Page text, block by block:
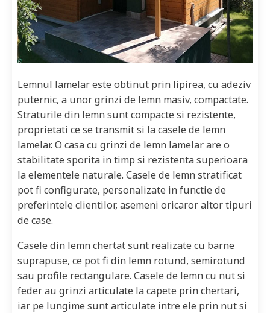
Lemnul lamelar este obtinut prin lipirea, cu adeziv
puternic, a unor grinzi de lemn masiv, compactate.
Straturile din lemn sunt compacte si rezistente,
proprietati ce se transmit si la casele de lemn
lamelar. O casa cu grinzi de lemn lamelar are o
stabilitate sporita in timp si rezistenta superioara
la elementele naturale. Casele de lemn stratificat
pot fi configurate, personalizate in functie de
preferintele clientilor, asemeni oricaror altor tipuri
de case.
Casele din lemn chertat sunt realizate cu barne
suprapuse, ce pot fi din lemn rotund, semirotund
sau profile rectangulare. Casele de lemn cu nut si
feder au grinzi articulate la capete prin chertari,
iar pe lungime sunt articulate intre ele prin nut si